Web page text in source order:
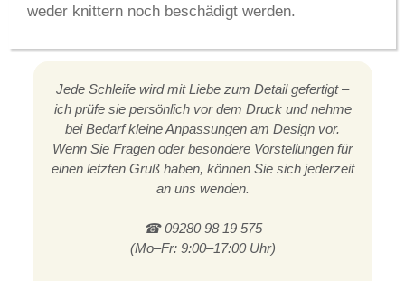
weder knittern noch beschädigt werden.
Jede Schleife wird mit Liebe zum Detail gefertigt –
ich prüfe sie persönlich vor dem Druck und nehme
bei Bedarf kleine Anpassungen am Design vor.
Wenn Sie Fragen oder besondere Vorstellungen für
einen letzten Gruß haben, können Sie sich jederzeit
an uns wenden.
☎ 09280 98 19 575
(Mo–Fr: 9:00–17:00 Uhr)